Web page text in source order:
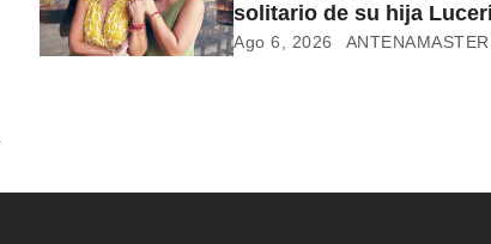
solitario de su hija
Mijares
Ago 6, 2026 ANTENAMASTER